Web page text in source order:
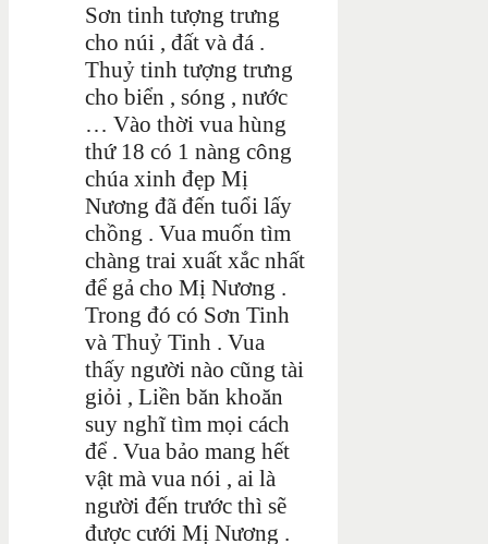
Sơn tinh tượng trưng
cho núi , đất và đá .
Thuỷ tinh tượng trưng
cho biển , sóng , nước
… Vào thời vua hùng
thứ 18 có 1 nàng công
chúa xinh đẹp Mị
Nương đã đến tuổi lấy
chồng . Vua muốn tìm
chàng trai xuất xắc nhất
để gả cho Mị Nương .
Trong đó có Sơn Tinh
và Thuỷ Tinh . Vua
thấy người nào cũng tài
giỏi , Liền băn khoăn
suy nghĩ tìm mọi cách
để . Vua bảo mang hết
vật mà vua nói , ai là
người đến trước thì sẽ
được cưới Mị Nương .